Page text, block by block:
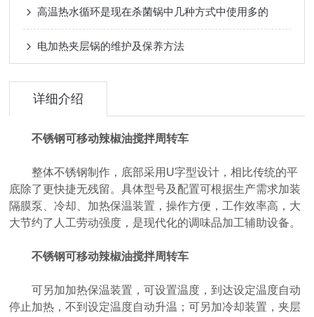
高温热水循环是现在杀菌锅中几种方式中使用多的
电加热夹层锅的维护及保养方法
详细介绍
不锈钢可移动辣椒油搅拌周转车
整体不锈钢制作，底部采用U字型设计，相比传统的平
底除了更快捷无残留。具体型号及配置可根据生产需求加装
隔膜泵、冷却、加热保温装置，操作方便，工作效率高，大
大节约了人工劳动强度，是现代化的调味品加工辅助设备。
不锈钢可移动辣椒油搅拌周转车
可另加加热保温装置，可设置温度，到达设定温度自动
停止加热，不到设定温度自动升温；可另加冷却装置，夹层